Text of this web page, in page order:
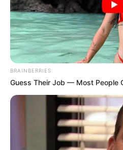
BRAINBERRIES
Guess Their Job — Most People